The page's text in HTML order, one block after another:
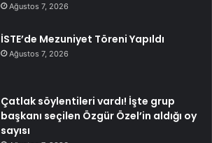
Ağustos 7, 2026
İSTE’de Mezuniyet Töreni Yapıldı
Ağustos 7, 2026
Çatlak söylentileri vardı! İşte grup
başkanı seçilen Özgür Özel’in aldığı oy
sayısı